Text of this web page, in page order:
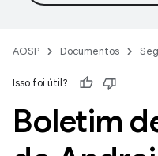
AOSP Documentos
Isso foi útil?
Boletim